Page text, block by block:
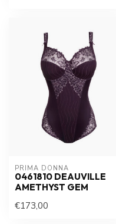
PRIMA DONNA
0461810 DEAUVILLE
AMETHYST GEM
€173,00